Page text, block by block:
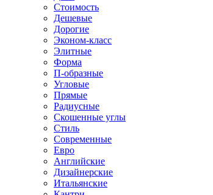
Стоимость
Дешевые
Дорогие
Эконом-класс
Элитные
Форма
П-образные
Угловые
Прямые
Радиусные
Скошенные углы
Стиль
Современные
Евро
Английские
Дизайнерские
Итальянские